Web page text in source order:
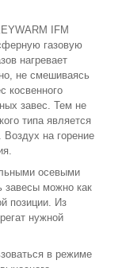
IFM
газовую
нагревает
не смешиваясь
косвенного
завес. Тем не
типа является
Воздух на горение
осевыми
завесы можно как
позиции. Из
нужной
в режиме